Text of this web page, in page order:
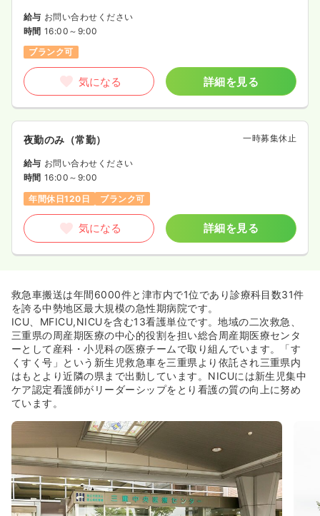
給与 お問い合わせください
時間 16:00～9:00
ブランク可
気になる 詳細を見る
夜勤のみ（常勤） 一時募集休止
給与 お問い合わせください
時間 16:00～9:00
年間休日120日
ブランク可
気になる 詳細を見る
救急車搬送は年間6000件と津市内で1位であり診療科目数31件
を誇る中勢地区最大規模の急性期病院です。
ICU、MFICU,NICUを含む13看護単位です。地域の二次救急、
三重県の周産期医療の中心的役割を担い総合周産期医療センタ
ーとして産科・小児科の医療チームで取り組んでいます。「す
くすく号」という新生児救急車を三重県より依託され三重県内
はもとより近隣の県まで出動しています。NICUには新生児集中
ケア認定看護師がリーダーシップをとり看護の質の向上に努め
ています。